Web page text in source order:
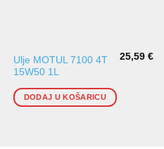
Ulje MOTUL 7100 4T
15W50 1L
25,59€
DODAJ U KOŠARICU